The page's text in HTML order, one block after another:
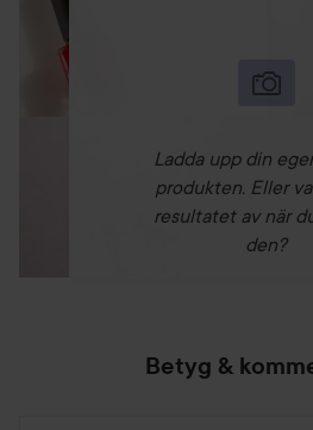
Ladda upp din
produkten. Eller
resultatet av när
den?
Betyg &